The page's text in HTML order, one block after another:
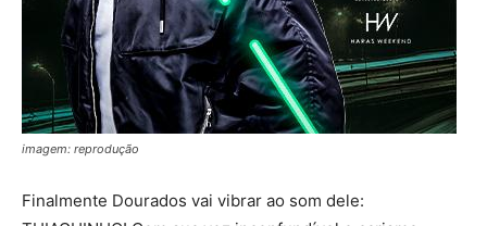
imagem: reprodução
Finalmente Dourados vai vibrar ao som dele: